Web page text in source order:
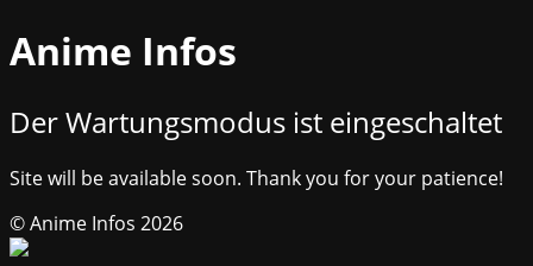
Anime Infos
Der Wartungsmodus ist eingeschaltet
Site will be available soon. Thank you for your patience!
© Anime Infos 2026